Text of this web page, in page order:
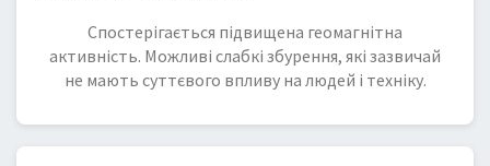
Спостерігається підвищена геомагнітна
активність. Можливі слабкі збурення, які зазвичай
не мають суттєвого впливу на людей і техніку.